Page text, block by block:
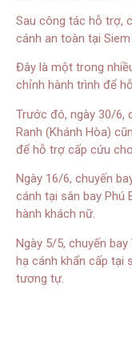
Sau công tác hỗ trợ,
cánh an toàn tại
Đây là một trong
chỉnh hành trình để
Trước đó, ngày 30/6,
Ranh (Khánh Hòa)
để hỗ trợ cấp cứu
Ngày 16/6, chuyến
cánh tại sân bay Phú
hành khách nữ.
Ngày 5/5, chuyến
hạ cánh khẩn cấp tại
tương tự.